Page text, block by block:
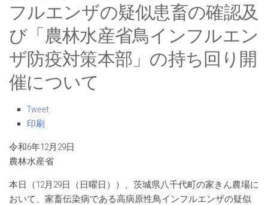
フルエンザの疑似患畜の確認及
び「農林水産省鳥インフルエン
ザ防疫対策本部」の持ち回り開
催について
Tweet
印刷
令和6年12月29日
農林水産省
本日（12月29日（日曜日））、茨城県八千代町の家きん農場に
おいて、家畜伝染病である高病原性鳥インフルエンザの疑似